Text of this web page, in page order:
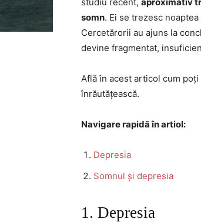
somn. Ei se trezesc
Cercetărorii au ajuns la
devine fragmentat,
Află în acest articol cum
înrăutățească.
Navigare rapidă în artiol:
Depresia
Somnul și depresia
1. Depresia